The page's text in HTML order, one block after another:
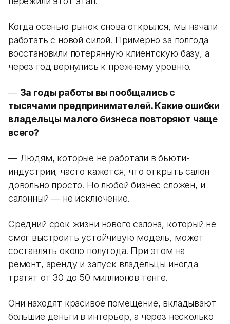
Когда осенью рынок снова открылся, мы начали
работать с новой силой. Примерно за полгода
восстановили потерянную клиентскую базу, а
через год вернулись к прежнему уровню.
— За годы работы вы пообщались с
тысячами предпринимателей. Какие ошибки
владельцы малого бизнеса повторяют чаще
всего?
— Людям, которые не работали в бьюти-
индустрии, часто кажется, что открыть салон
довольно просто. Но любой бизнес сложен, и
салонный — не исключение.
Средний срок жизни нового салона, который не
смог выстроить устойчивую модель, может
составлять около полугода. При этом на
ремонт, аренду и запуск владельцы иногда
тратят от 30 до 50 миллионов тенге.
Они находят красивое помещение, вкладывают
большие деньги в интерьер, а через несколько